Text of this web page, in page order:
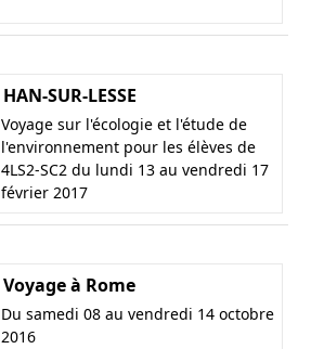
HAN-SUR-LESSE
Voyage sur l'écologie et l'étude de
l'environnement pour les élèves de
4LS2-SC2 du lundi 13 au vendredi 17
février 2017
Voyage à Rome
Du samedi 08 au vendredi 14 octobre
2016